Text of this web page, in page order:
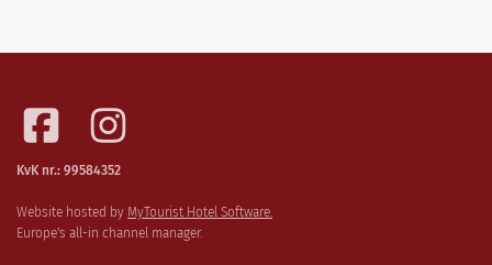
KvK nr.: 99584352
Website hosted by MyTourist Hotel Software.
Europe's all-in channel manager.